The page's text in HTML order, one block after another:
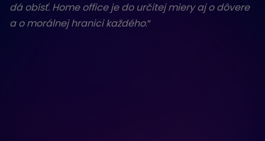
dá obísť. Home office je do určitej miery aj o dôvere
a o morálnej hranici každého.“